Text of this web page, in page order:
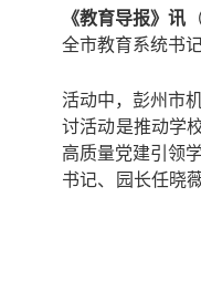
《教育导报》讯
全市教育系统书
活动中，彭州市
讨活动是推动学
高质量党建引领
书记、园长任晓